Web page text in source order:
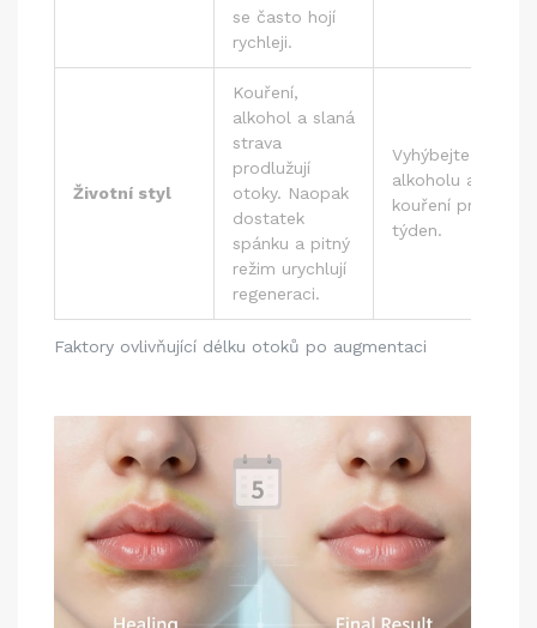
Faktory ovlivňující délku otoků po augmentaci
se často hojí
rychleji.
Životní styl
Kouření,
alkohol a slaná
strava
prodlužují
otoky. Naopak
dostatek
spánku a pitný
režim urychlují
regeneraci.
Vyhýbejte se
alkoholu a
kouření první
týden.